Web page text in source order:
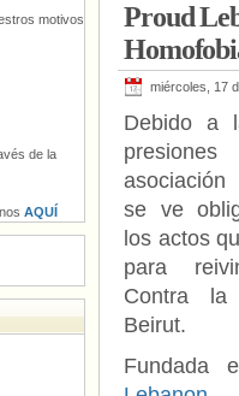
Proud
miércoles, 17
Debido a
se ve
los actos
para
Contra la
Beirut.
Fundada
motivos
de la
AQUÍ